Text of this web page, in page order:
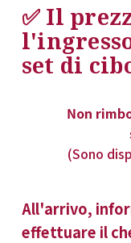
✅ Il
set di
Non
(Sono
All'arrivo,
effettuare il